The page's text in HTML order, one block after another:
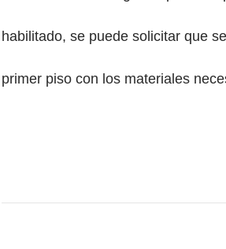
habilitado, se puede solicitar que
primer piso con los materiales